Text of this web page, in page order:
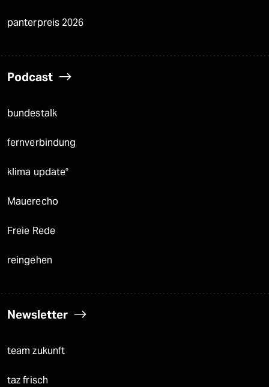
panterpreis 2026
Podcast
bundestalk
fernverbindung
klima update°
Mauerecho
Freie Rede
reingehen
Newsletter
team zukunft
taz frisch